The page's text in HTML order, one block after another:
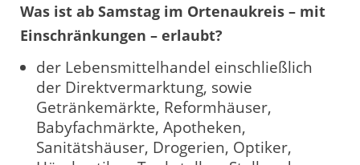
Was ist ab Samstag im Ortenaukreis – mit
Einschränkungen – erlaubt?
der Lebensmittelhandel einschließlich
der Direktvermarktung, sowie
Getränkemärkte, Reformhäuser,
Babyfachmärkte, Apotheken,
Sanitätshäuser, Drogerien, Optiker,